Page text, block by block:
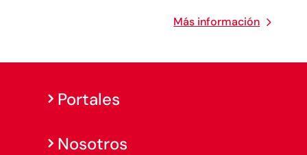
Más información
Portales
Nosotros